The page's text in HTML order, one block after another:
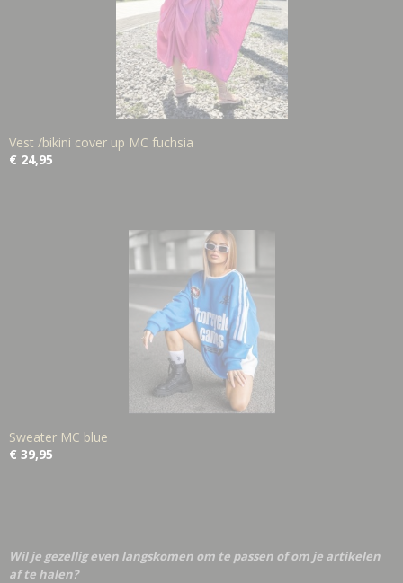
Vest /bikini cover up MC fuchsia
€ 24,95
Sweater MC blue
€ 39,95
Wil je gezellig even langskomen om te passen of om je artikelen
af te halen?